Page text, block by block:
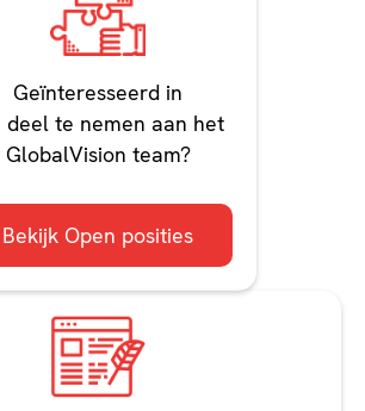
Geïnteresseerd in
deel te nemen aan het
GlobalVision team?
Bekijk Open posities